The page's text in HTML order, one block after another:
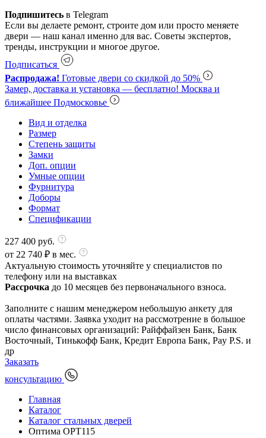
Подпишитесь в Telegram
Если вы делаете ремонт, строите дом или просто меняете
двери — наш канал именно для вас. Советы экспертов,
тренды, инструкции и многое другое.
Подписаться
Распродажа! Готовые двери со скидкой до 50%
Замер, доставка и установка — бесплатно! Москва и
ближайшее Подмосковье
Вид и отделка
Размер
Степень защиты
Замки
Доп. опции
Умные опции
Фурнитура
Доборы
Формат
Спецификации
227 400 руб.
от 22 740 ₽ в мес.
Актуальную стоимость уточняйте у специалистов по
телефону или на выставках
Рассрочка до 10 месяцев без первоначального взноса.
Заполните с нашим менеджером небольшую анкету для
оплаты частями. Заявка уходит на рассмотрение в большое
число финансовых организаций: Райффайзен Банк, Банк
Восточный, Тинькофф Банк, Кредит Европа Банк, Pay P.S. и
др
Заказать
консультацию
Главная
Каталог
Каталог стальных дверей
Оптима OPT115